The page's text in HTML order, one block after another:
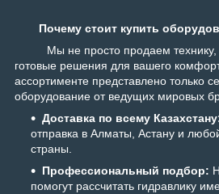
Почему стоит купить
Мы не просто продаем технику,
готовые решения для вашего
ассортименте представлено только
оборудование от ведущих мировых
Доставка по всему
отправка в Алматы, Астану и
страны.
Профессиональный подбор:
помогут рассчитать гидравлику